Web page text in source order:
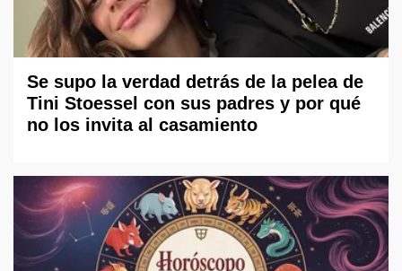
Se supo la verdad detrás de la pelea de
Tini Stoessel con sus padres y por qué
no los invita al casamiento